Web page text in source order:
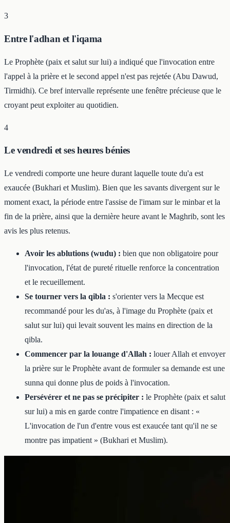
3
Entre l'adhan et l'iqama
Le Prophète (paix et salut sur lui) a indiqué que l'invocation entre
l'appel à la prière et le second appel n'est pas rejetée (Abu Dawud,
Tirmidhi). Ce bref intervalle représente une fenêtre précieuse que le
croyant peut exploiter au quotidien.
4
Le vendredi et ses heures bénies
Le vendredi comporte une heure durant laquelle toute du'a est
exaucée (Bukhari et Muslim). Bien que les savants divergent sur le
moment exact, la période entre l'assise de l'imam sur le minbar et la
fin de la prière, ainsi que la dernière heure avant le Maghrib, sont les
avis les plus retenus.
Avoir les ablutions (wudu) : bien que non obligatoire pour
l'invocation, l'état de pureté rituelle renforce la concentration
et le recueillement.
Se tourner vers la qibla : s'orienter vers la Mecque est
recommandé pour les du'as, à l'image du Prophète (paix et
salut sur lui) qui levait souvent les mains en direction de la
qibla.
Commencer par la louange d'Allah : louer Allah et envoyer
la prière sur le Prophète avant de formuler sa demande est une
sunna qui donne plus de poids à l'invocation.
Persévérer et ne pas se précipiter : le Prophète (paix et salut
sur lui) a mis en garde contre l'impatience en disant : «
L'invocation de l'un d'entre vous est exaucée tant qu'il ne se
montre pas impatient » (Bukhari et Muslim).